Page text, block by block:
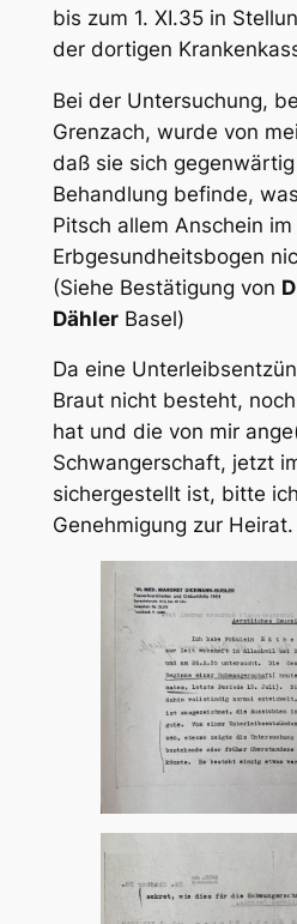
bis zum 1. XI.35 in
der dortigen
Bei der Untersuchung,
Grenzach, wurde von
daß sie sich
Behandlung befinde,
Pitsch allem Anschein im
Erbgesundheitsbogen
(Siehe Bestätigung von
DählerBasel)
Da eine
Braut nicht besteht,
hat und die von mir
Schwangerschaft, jetzt
sichergestellt ist, bitte
Genehmigung zur Heirat.